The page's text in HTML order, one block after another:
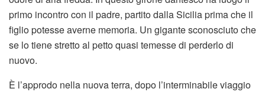
primo incontro con il padre, partito dalla Sicilia prima che il
figlio potesse averne memoria. Un gigante sconosciuto che
se lo tiene stretto al petto quasi temesse di perderlo di
nuovo.
È l’approdo nella nuova terra, dopo l’interminabile viaggio